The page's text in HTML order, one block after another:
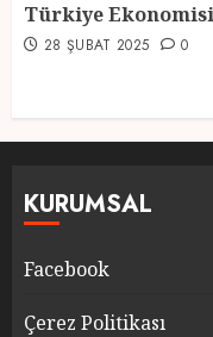
Türkiye
28 ŞUBAT 2025 0
KURUMSAL
Facebook
Çerez Politikası